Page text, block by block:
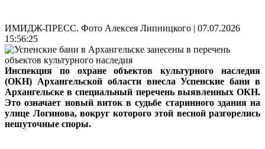
ИМИДЖ-ПРЕСС. Фото Алексея Липницкого | 07.07.2026
15:56:25
Инспекция по охране объектов культурного наследия
(ОКН) Архангельской области внесла Успенские бани в
Архангельске в специальный перечень выявленных ОКН.
Это означает новый виток в судьбе старинного здания на
улице Логинова, вокруг которого этой весной разгорелись
нешуточные споры.